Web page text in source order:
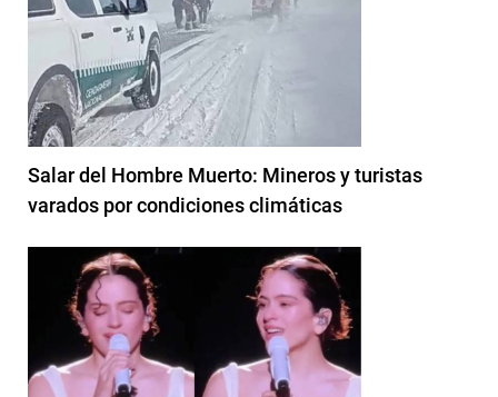
Salar del Hombre Muerto: Mineros y turistas
varados por condiciones climáticas